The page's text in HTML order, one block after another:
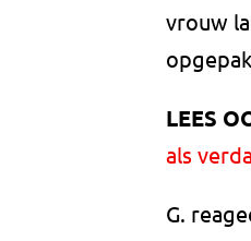
vrouw
LEES
als
G.